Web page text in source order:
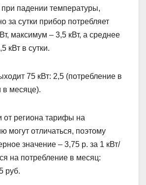
при падении температуры,
за сутки прибор потребляет
максимум – 3,5 кВт, а среднее
кВт в сутки.
75 кВт: 2,5 (потребление в
в месяце).
от региона тарифы на
могут отличаться, поэтому
значение – 3,75 р. за 1 кВт/
на потребление в месяц:
руб.